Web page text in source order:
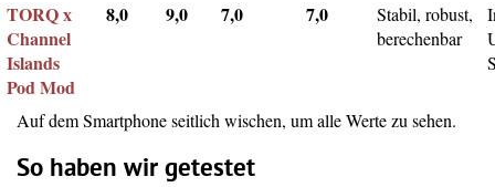
TORQ x
Channel
Islands
Pod Mod
8,0 9,0 7,0 7,0
Stabil, robust,
berechenbar
Auf dem Smartphone seitlich wischen, um alle Werte zu sehen.
So haben wir getestet